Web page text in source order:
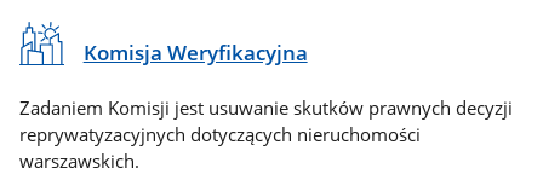
Komisja Weryfikacyjna
Zadaniem Komisji jest usuwanie skutków prawnych decyzji
reprywatyzacyjnych dotyczących nieruchomości
warszawskich.